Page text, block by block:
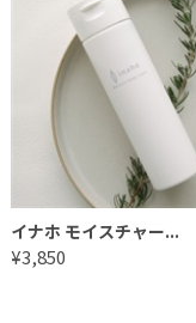
イナホ モイスチャー...
¥3,850